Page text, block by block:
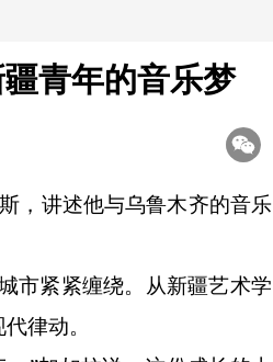
青年的音乐梦
，讲述他与乌鲁木齐的音乐
市紧紧缠绕。从新疆艺术学
律动。